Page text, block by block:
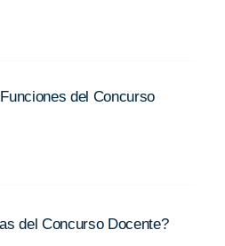
del Concurso
del Concurso Docente?